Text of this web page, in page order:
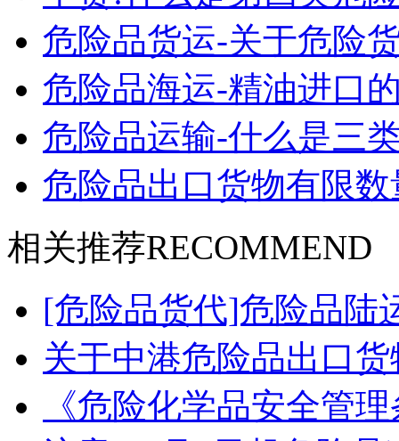
危险品货运-关于危险
危险品海运-精油进口
危险品运输-什么是三
危险品出口货物有限
相关推荐RECOMMEND
[危险品货代]危险品陆
关于中港危险品出口
《危险化学品安全管